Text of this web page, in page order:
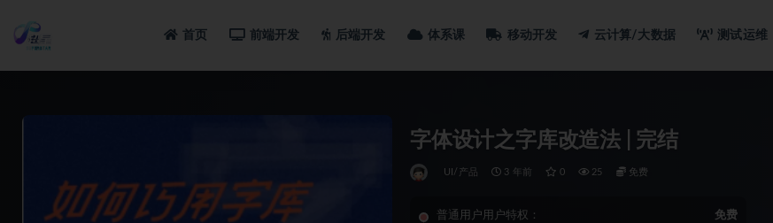
首页 前端开发 后端开发 体系课 移动开发 云计算/大数据 测试运维
字体设计之字库改造法 | 完结
UI/产品 3 年前 0 25 免费
普通用户用户特权： 免费